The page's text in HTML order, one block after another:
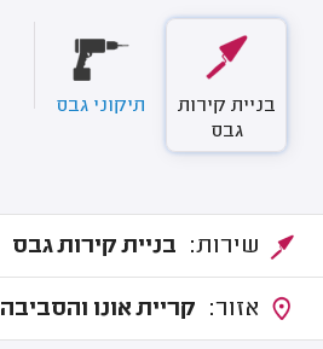
בניית קירות
גבס
תיקוני גבס
בניית קירות גבס
קריית אונו והסביבה